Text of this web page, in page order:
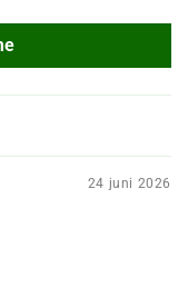
24 juni 2026